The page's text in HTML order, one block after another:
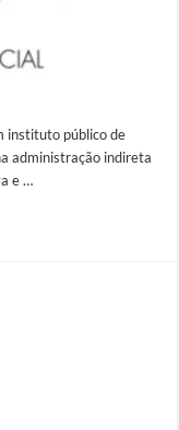
instituto público de
administração indireta
e …